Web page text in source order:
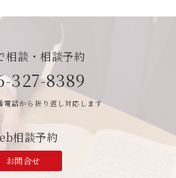
相談・相談予約
327-8389
電話から折り返し対応します
相談予約
お問合せ